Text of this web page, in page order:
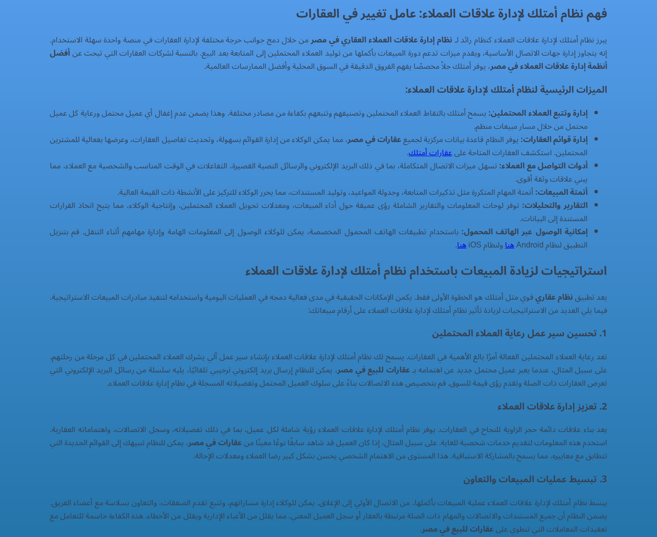
فهم نظام أمتلك لإدارة علاقات العملاء: عامل تغيير في العقارات
يبرز نظام أمتلك لإدارة علاقات العملاء كنظام رائد لـنظام إدارة علاقات العملاء العقاري في مصرمن خلال دمج جوانب حرجة مختلفة لإدارة العقارات في منصة واحدة سهلة الاستخدام.
إنه يتجاوز إدارة جهات الاتصال الأساسية، ويقدم ميزات تدعم دورة المبيعات بأكملها من توليد العملاء المحتملين إلى المتابعة بعد البيع. بالنسبة لشركات العقارات التي تبحث عنأفضل
أنظمة إدارة علاقات العملاء في مصر، يوفر أمتلك حلاً مخصصًا يفهم الفروق الدقيقة في السوق المحلية وأفضل الممارسات العالمية.
الميزات الرئيسية لنظام أمتلك لإدارة علاقات العملاء:
إدارة وتتبع العملاء المحتملين:يسمح أمتلك بالتقاط العملاء المحتملين وتصنيفهم وتتبعهم بكفاءة من مصادر مختلفة. وهذا يضمن عدم إغفال أي عميل محتمل ورعاية كل عميل
محتمل من خلال مسار مبيعات منظم.
إدارة قوائم العقارات:يوفر النظام قاعدة بيانات مركزية لجميععقارات في مصر، مما يمكن الوكلاء من إدارة القوائم بسهولة، وتحديث تفاصيل العقارات، وعرضها بفعالية للمشترين
المحتملين. استكشف العقارات المتاحة علىعقارات أمتلك.
أدوات التواصل مع العملاء:تسهل ميزات الاتصال المتكاملة، بما في ذلك البريد الإلكتروني والرسائل النصية القصيرة، التفاعلات في الوقت المناسب والشخصية مع العملاء، مما
يبني علاقات وثقة أقوى.
أتمتة المبيعات:أتمتة المهام المتكررة مثل تذكيرات المتابعة، وجدولة المواعيد، وتوليد المستندات، مما يحرر الوكلاء للتركيز على الأنشطة ذات القيمة العالية.
التقارير والتحليلات: توفر لوحات المعلومات والتقارير الشاملة رؤى عميقة حول أداء المبيعات، ومعدلات تحويل العملاء المحتملين، وإنتاجية الوكلاء، مما يتيح اتخاذ القرارات
المستندة إلى البيانات.
إمكانية الوصول عبر الهاتف المحمول: باستخدام تطبيقات الهاتف المحمول المخصصة، يمكن للوكلاء الوصول إلى المعلومات الهامة وإدارة مهامهم أثناء التنقل. قم بتنزيل
التطبيق لنظام Android هناولنظام iOS هنا.
استراتيجيات لزيادة المبيعات باستخدام نظام أمتلك لإدارة علاقات العملاء
يعد تطبيقنظام عقاريقوي مثل أمتلك هو الخطوة الأولى فقط. يكمن الإمكانات الحقيقية في مدى فعالية دمجه في العمليات اليومية واستخدامه لتنفيذ مبادرات المبيعات الاستراتيجية.
فيما يلي العديد من الاستراتيجيات لزيادة تأثير نظام أمتلك لإدارة علاقات العملاء على أرقام مبيعاتك:
1. تحسين سير عمل رعاية العملاء المحتملين
تعد رعاية العملاء المحتملين الفعالة أمرًا بالغ الأهمية في العقارات. يسمح لك نظام أمتلك لإدارة علاقات العملاء بإنشاء سير عمل آلي يشرك العملاء المحتملين في كل مرحلة من رحلتهم.
على سبيل المثال، عندما يعبر عميل محتمل جديد عن اهتمامه بـعقارات للبيع في مصر، يمكن للنظام إرسال بريد إلكتروني ترحيبي تلقائيًا، يليه سلسلة من رسائل البريد الإلكتروني التي
تعرض العقارات ذات الصلة وتقدم رؤى قيمة للسوق. قم بتخصيص هذه الاتصالات بناءً على سلوك العميل المحتمل وتفضيلاته المسجلة في نظام إدارة علاقات العملاء.
2. تعزيز إدارة علاقات العملاء
يعد بناء علاقات دائمة حجر الزاوية للنجاح في العقارات. يوفر نظام أمتلك لإدارة علاقات العملاء رؤية شاملة لكل عميل، بما في ذلك تفضيلاته، وسجل الاتصالات، واهتماماته العقارية.
استخدم هذه المعلومات لتقديم خدمات شخصية للغاية. على سبيل المثال، إذا كان العميل قد شاهد سابقًا نوعًا معينًا منعقارات في مصر، يمكن للنظام تنبيهك إلى القوائم الجديدة التي
تتطابق مع معاييره، مما يسمح بالمشاركة الاستباقية. هذا المستوى من الاهتمام الشخصي يحسن بشكل كبير رضا العملاء ومعدلات الإحالة.
3. تبسيط عمليات المبيعات والتعاون
يبسط نظام أمتلك لإدارة علاقات العملاء عملية المبيعات بأكملها، من الاتصال الأولي إلى الإغلاق. يمكن للوكلاء إدارة مساراتهم، وتتبع تقدم الصفقات، والتعاون بسلاسة مع أعضاء الفريق.
يضمن النظام أن جميع المستندات والاتصالات والمهام ذات الصلة مرتبطة بالعقار أو سجل العميل المعني، مما يقلل من الأعباء الإدارية ويقلل من الأخطاء. هذه الكفاءة حاسمة للتعامل مع
تعقيدات المعاملات التي تنطوي علىعقارات للبيع في مصر.